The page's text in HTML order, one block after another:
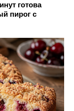
готова
пирог с